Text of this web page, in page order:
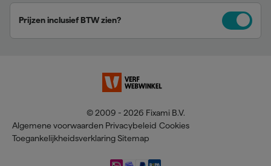
Prijzen inclusief BTW zien?
© 2009 - 2026 Fixami B.V.
Algemene voorwaarden Privacybeleid Cookies
Toegankelijkheidsverklaring Sitemap